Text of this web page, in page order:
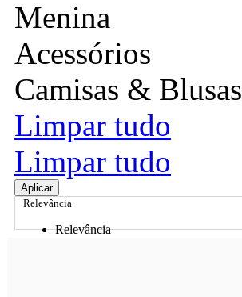
Menina
Acessórios
Camisas & Blusas
Limpar tudo
Limpar tudo
Aplicar
Relevância
Relevância